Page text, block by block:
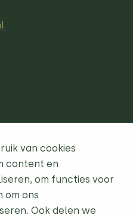
van cookies
content en
om functies voor
om ons
Ook delen we